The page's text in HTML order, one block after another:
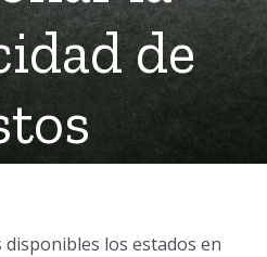
de
disponibles los estados en